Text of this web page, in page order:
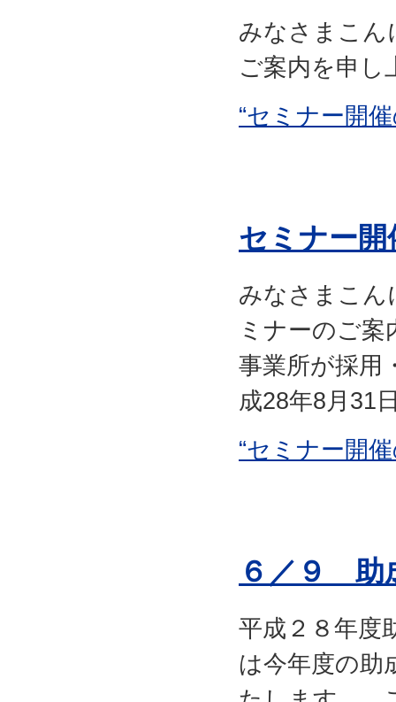
みなさまこん
ご案内を申し
“セミナー開
セミナー
みなさまこん
ミナーのご
事業所が採用
成28年8月31
“セミナー開
６／９ 助
平成２８年度
は今年度の助